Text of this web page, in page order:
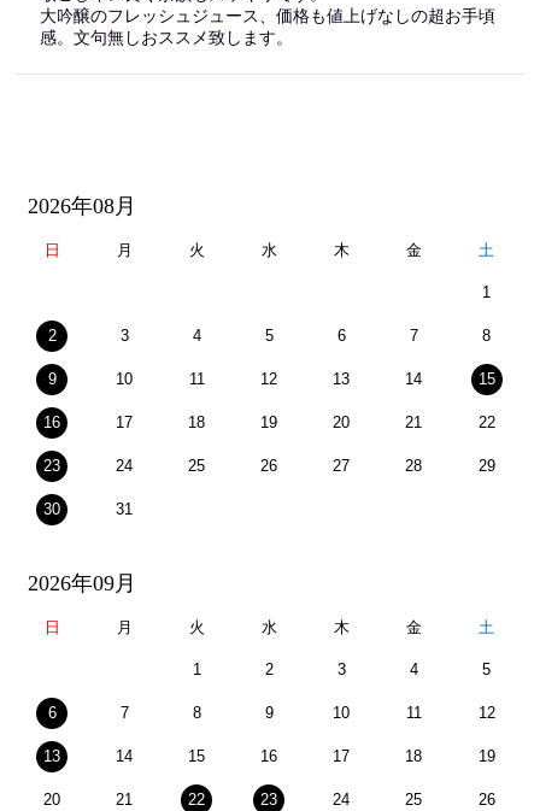
大吟醸のフレッシュジュース、価格も値上げなしの超お手頃
感。文句無しおススメ致します。
2026年08月
日 月 火 水 木 金 土
1
2 3 4 5 6 7 8
9 10 11 12 13 14 15
16 17 18 19 20 21 22
23 24 25 26 27 28 29
30 31
2026年09月
日 月 火 水 木 金 土
1 2 3 4 5
6 7 8 9 10 11 12
13 14 15 16 17 18 19
20 21 22 23 24 25 26